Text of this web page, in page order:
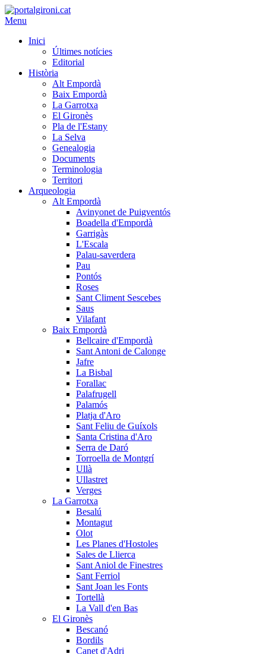
Menu
Inici
Últimes notícies
Editorial
Història
Alt Empordà
Baix Empordà
La Garrotxa
El Gironès
Pla de l'Estany
La Selva
Genealogia
Documents
Terminologia
Territori
Arqueologia
Alt Empordà
Avinyonet de Puigventós
Boadella d'Empordà
Garrigàs
L'Escala
Palau-saverdera
Pau
Pontós
Roses
Sant Climent Sescebes
Saus
Vilafant
Baix Empordà
Bellcaire d'Empordà
Sant Antoni de Calonge
Jafre
La Bisbal
Forallac
Palafrugell
Palamós
Platja d'Aro
Sant Feliu de Guíxols
Santa Cristina d'Aro
Serra de Daró
Torroella de Montgrí
Ullà
Ullastret
Verges
La Garrotxa
Besalú
Montagut
Olot
Les Planes d'Hostoles
Sales de Llierca
Sant Aniol de Finestres
Sant Ferriol
Sant Joan les Fonts
Tortellà
La Vall d'en Bas
El Gironès
Bescanó
Bordils
Canet d'Adri